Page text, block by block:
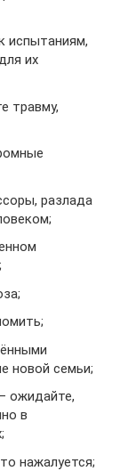
испытаниям,
их
травму,
разлада
новой семьи;
ожидайте,
в
нажалуется;